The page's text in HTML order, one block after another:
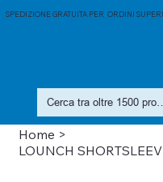
SPEDIZIONE GRATUITA PER ORDINI
Home >
LOUNCH